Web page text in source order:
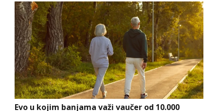
Evo u kojim banjama važi vaučer od 10.000